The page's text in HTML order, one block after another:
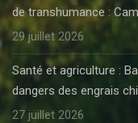
de transhumance :
29 juillet 2026
Santé et agriculture :
dangers des engrais
27 juillet 2026